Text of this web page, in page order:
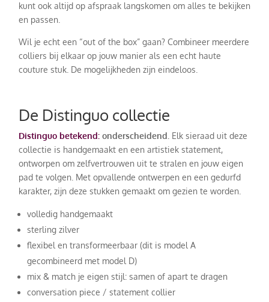
kunt ook altijd op afspraak langskomen om alles te bekijken
en passen.
Wil je echt een “out of the box” gaan? Combineer meerdere
colliers bij elkaar op jouw manier als een echt haute
couture stuk. De mogelijkheden zijn eindeloos.
De Distinguo collectie
Distinguo betekend: onderscheidend. Elk sieraad uit deze
collectie is handgemaakt en een artistiek statement,
ontworpen om zelfvertrouwen uit te stralen en jouw eigen
pad te volgen. Met opvallende ontwerpen en een gedurfd
karakter, zijn deze stukken gemaakt om gezien te worden.
volledig handgemaakt
sterling zilver
flexibel en transformeerbaar (dit is model A
gecombineerd met model D)
mix & match je eigen stijl: samen of apart te dragen
conversation piece / statement collier